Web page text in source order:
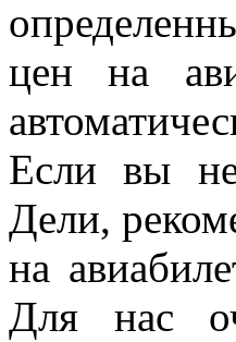
цен на
Если вы
Дели,
на
Для нас